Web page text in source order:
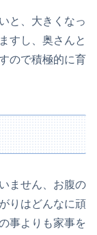
と、大きくなっ
すし、奥さんと
ので積極的に育
ません、お腹の
りはどんなに頑
事よりも家事を